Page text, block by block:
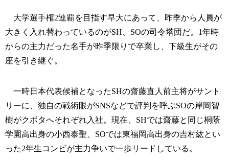
大学選手権2連覇を目指す早大にあって、昨季から人員が
大きく入れ替わっているのがSH、SOの司令塔団だ。1年時
からの主力だった名手が昨季限りで卒業し、下級生がその
座を引き継ぐ。
一時日本代表候補となったSHの齋藤直人前主将がサント
リーに、独自の戦術眼がSNSなどで評判を呼ぶSOの岸岡智
樹がクボタへそれぞれ入社。現在、SHでは齋藤と同じ桐蔭
学園高出身の小西泰聖、SOでは東福岡高出身の吉村紘とい
った2年生コンビが主力争いで一歩リードしている。